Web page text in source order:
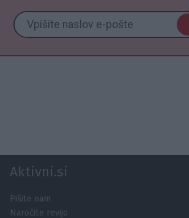
Aktivni.si
Pišite nam
Naročite revijo